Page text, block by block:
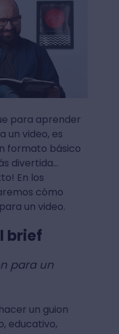
para aprender
un video, es
formato básico
divertida…
En los
cómo
un video.
brief
para un
un guion
educativo,